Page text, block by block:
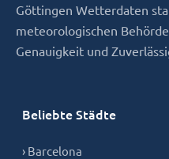
Göttingen Wetterdaten
meteorologischen
Genauigkeit und
Beliebte Städte
› Barcelona